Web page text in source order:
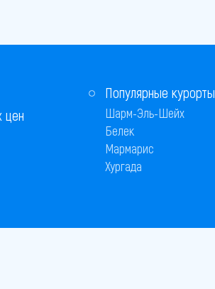
цен
Популярные курорты
Шарм-Эль-Шейх
Белек
Мармарис
Хургада